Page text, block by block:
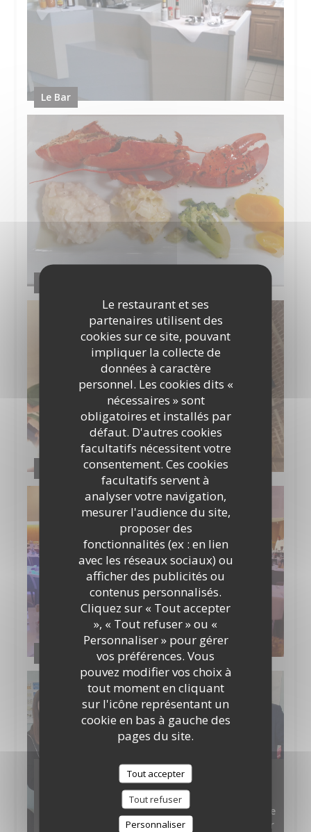
Le restaurant et ses
partenaires utilisent des
cookies sur ce site, pouvant
impliquer la collecte de
données à caractère
personnel. Les cookies dits «
nécessaires » sont
obligatoires et installés par
défaut. D'autres cookies
facultatifs nécessitent votre
consentement. Ces cookies
facultatifs servent à
analyser votre navigation,
mesurer l'audience du site,
proposer des
fonctionnalités (ex : en lien
avec les réseaux sociaux) ou
afficher des publicités ou
contenus personnalisés.
Cliquez sur « Tout accepter
», « Tout refuser » ou «
Personnaliser » pour gérer
vos préférences. Vous
pouvez modifier vos choix à
tout moment en cliquant
sur l'icône représentant un
cookie en bas à gauche des
pages du site.
Tout accepter
Tout refuser
Personnaliser
Le Bar
Sortie découverte marché de Gros et vignoble
Prestation salle MLK
Intervention d'un professionnel : Monsieur
Cédric Pautex, de la société MHD (Moët
Hennessy Diageo) est intervenu, mardi 18
octobre dernier, auprès des élèves de Terminale
CAP Services et Commercialisation en HCR pour